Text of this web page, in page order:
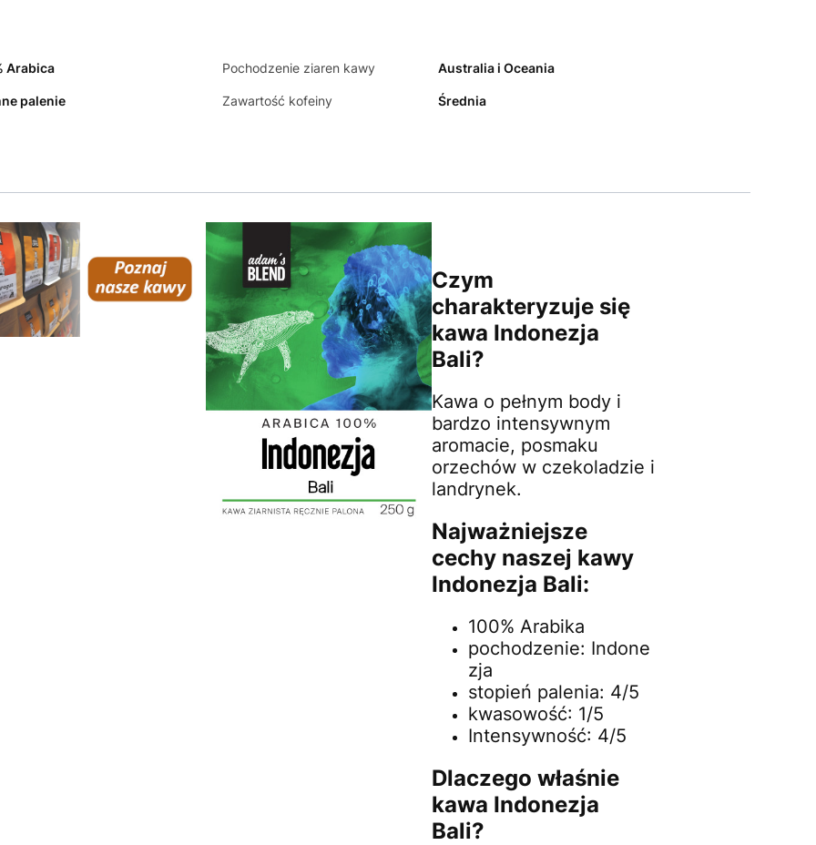
Arabica Pochodzenie ziaren kawy Australia i Oceania
palenie Zawartość kofeiny Średnia
Czym
charakteryzuje się
kawa Indonezja
Bali?
Kawa o pełnym body i
bardzo intensywnym
aromacie, posmaku
orzechów w czekoladzie i
landrynek.
Najważniejsze
cechy naszej kawy
Indonezja Bali:
100% Arabika
pochodzenie: Indone
zja
stopień palenia: 4/5
kwasowość: 1/5
Intensywność: 4/5
Dlaczego właśnie
kawa Indonezja
Bali?